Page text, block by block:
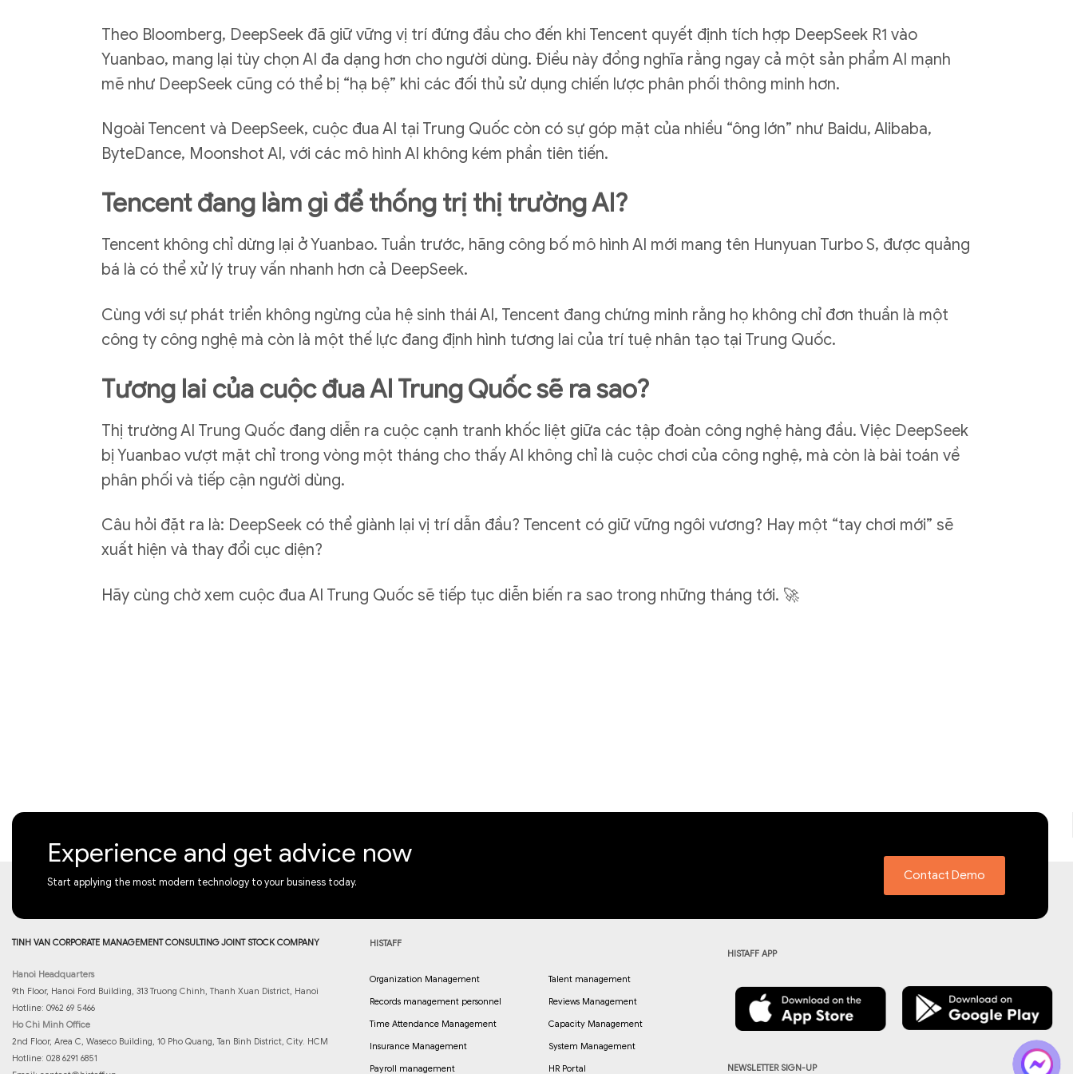
Theo Bloomberg, DeepSeek đã giữ vững vị trí đứng đầu cho đến khi Tencent quyết định tích hợp DeepSeek R1 vào
Yuanbao, mang lại tùy chọn AI đa dạng hơn cho người dùng. Điều này đồng nghĩa rằng ngay cả một sản phẩm AI mạnh
mẽ như DeepSeek cũng có thể bị “hạ bệ” khi các đối thủ sử dụng chiến lược phân phối thông minh hơn.
Ngoài Tencent và DeepSeek, cuộc đua AI tại Trung Quốc còn có sự góp mặt của nhiều “ông lớn” như Baidu, Alibaba,
ByteDance, Moonshot AI, với các mô hình AI không kém phần tiên tiến.
Tencent đang làm gì để thống trị thị trường AI?
Tencent không chỉ dừng lại ở Yuanbao. Tuần trước, hãng công bố mô hình AI mới mang tên Hunyuan Turbo S, được quảng
bá là có thể xử lý truy vấn nhanh hơn cả DeepSeek.
Cùng với sự phát triển không ngừng của hệ sinh thái AI, Tencent đang chứng minh rằng họ không chỉ đơn thuần là một
công ty công nghệ mà còn là một thế lực đang định hình tương lai của trí tuệ nhân tạo tại Trung Quốc.
Tương lai của cuộc đua AI Trung Quốc sẽ ra sao?
Thị trường AI Trung Quốc đang diễn ra cuộc cạnh tranh khốc liệt giữa các tập đoàn công nghệ hàng đầu. Việc DeepSeek
bị Yuanbao vượt mặt chỉ trong vòng một tháng cho thấy AI không chỉ là cuộc chơi của công nghệ, mà còn là bài toán về
phân phối và tiếp cận người dùng.
Câu hỏi đặt ra là: DeepSeek có thể giành lại vị trí dẫn đầu? Tencent có giữ vững ngôi vương? Hay một “tay chơi mới” sẽ
xuất hiện và thay đổi cục diện?
Hãy cùng chờ xem cuộc đua AI Trung Quốc sẽ tiếp tục diễn biến ra sao trong những tháng tới. 🚀
Experience and get advice now
Start applying the most modern technology to your business today. Contact Demo
TINH VAN CORPORATE MANAGEMENT CONSULTING JOINT STOCK COMPANY
Hanoi Headquarters
9th Floor, Hanoi Ford Building, 313 Truong Chinh, Thanh Xuan District, Hanoi
Hotline: 0962 69 5466
Ho Chi Minh Office
2nd Floor, Area C, Waseco Building, 10 Pho Quang, Tan Binh District, City. HCM
Hotline: 028 6291 6851
HISTAFF
Organization Management
Records management personnel
Time Attendance Management
Insurance Management
Payroll management
Talent management
Reviews Management
Capacity Management
System Management
HR Portal
HISTAFF APP
NEWSLETTER SIGN-UP